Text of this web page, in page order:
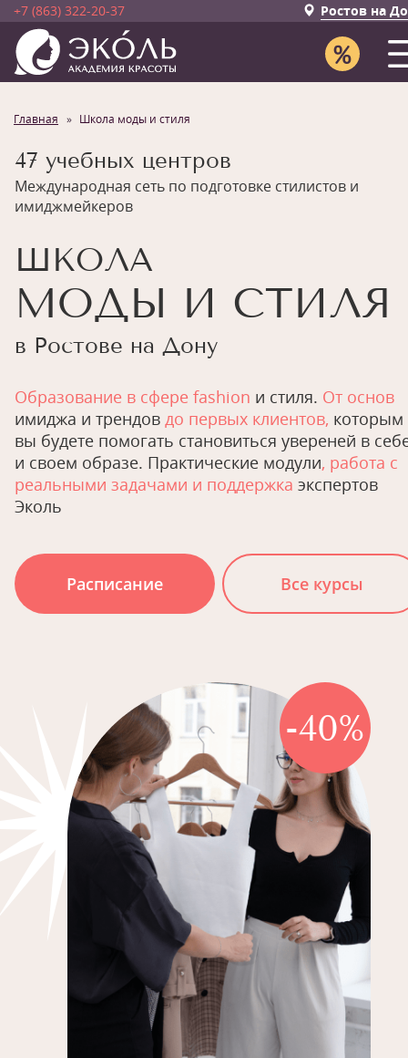
+7 (863) 322-20-37 Ростов на
Главная Школа моды и стиля
47 учебных центров
Международная сеть по подготовке стилистов и
имиджмейкеров
ШКОЛА
МОДЫ И СТИЛЯ
в Ростове на Дону
Образование в сфере fashion и стиля. От основ
имиджа и трендов до первых клиентов, которым
вы будете помогать становиться увереней в
и своем образе. Практические модули, работа с
реальными задачами и поддержка экспертов
Эколь
Расписание Все курсы
-40%